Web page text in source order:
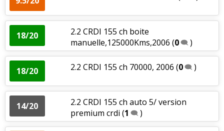
18/20
2.2 CRDI 155 ch boite
manuelle,125000Kms,2006 (0 )
18/20 2.2 CRDI 155 ch 70000, 2006 (0 )
14/20
2.2 CRDI 155 ch auto 5/ version
premium crdi (1 )